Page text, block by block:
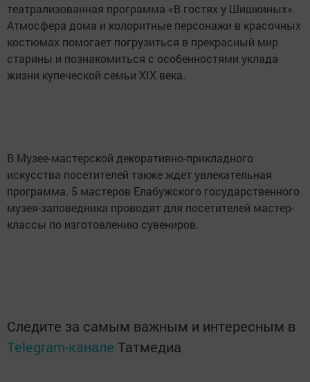
театрализованная программа «В гостях у Шишкиных».
Атмосфера дома и колоритные персонажи в красочных
костюмах помогает погрузиться в прекрасный мир
старины и познакомиться с особенностями уклада
жизни купеческой семьи XIX века.
В Музее-мастерской декоративно-прикладного
искусства посетителей также ждет увлекательная
программа. 5 мастеров Елабужского государственного
музея-заповедника проводят для посетителей мастер-
классы по изготовлению сувениров.
Следите за самым важным и интересным в
Telegram-канале Татмедиа